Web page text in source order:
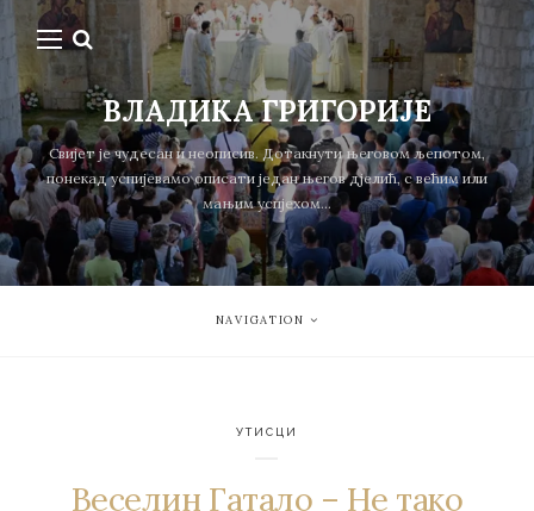
ВЛАДИКА ГРИГОРИЈЕ
Свијет је чудесан и неописив. Дотакнути његовом љепотом,
понекад успијевамо описати један његов дјелић, с већим или
мањим успјехом...
NAVIGATION
УТИСЦИ
Веселин Гатало – Не тако